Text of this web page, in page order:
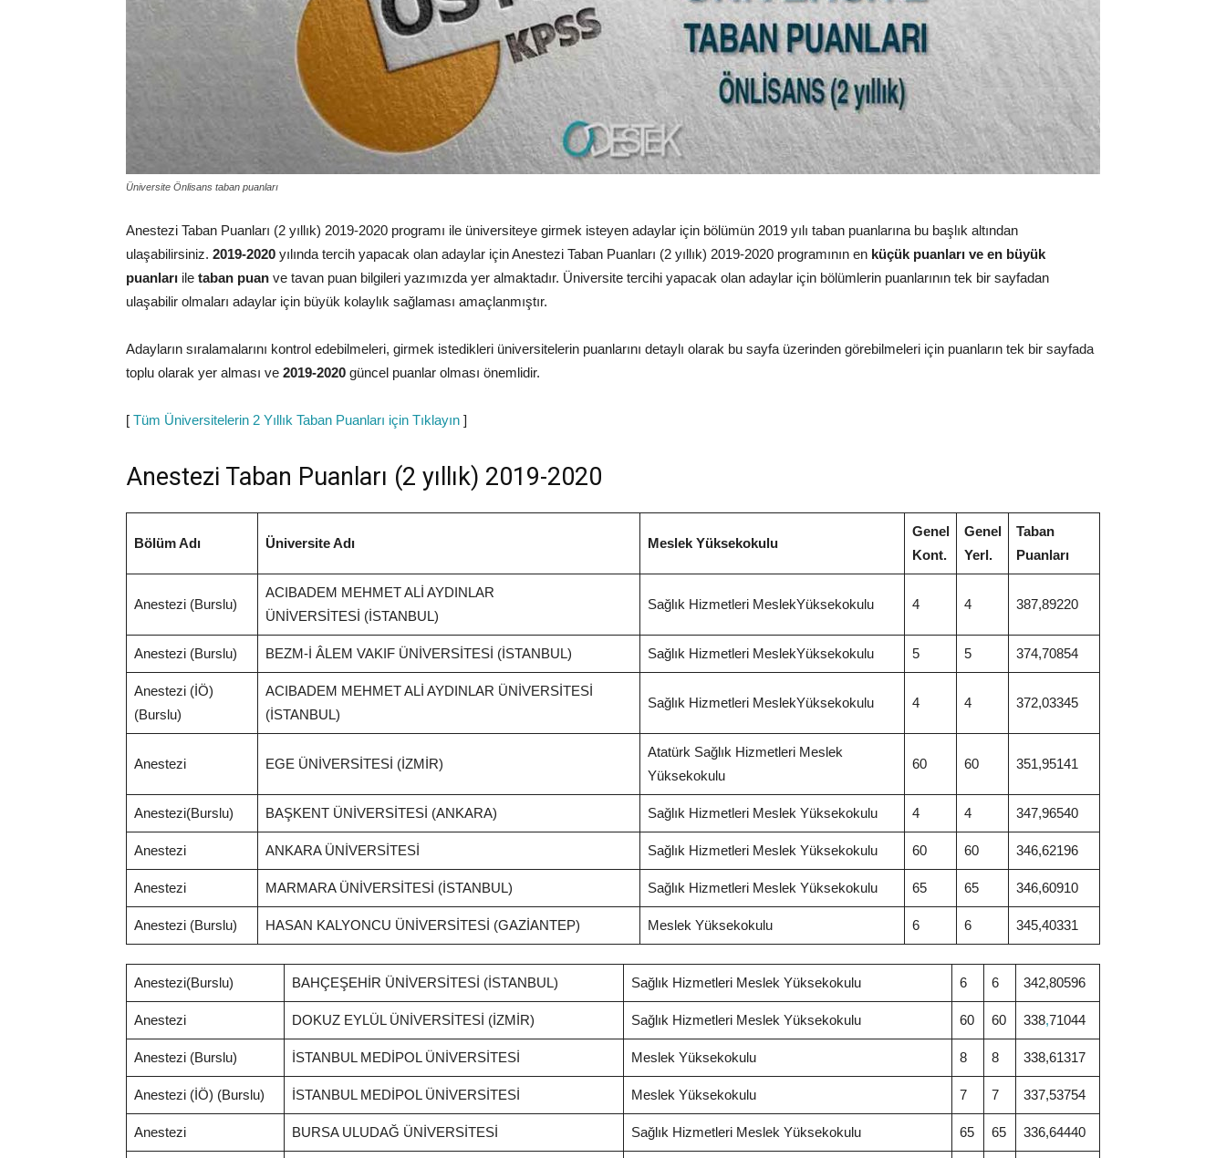
Üniversite Önlisans taban puanları
Anestezi Taban Puanları (2 yıllık) 2019-2020 programı ile üniversiteye girmek isteyen adaylar için bölümün 2019 yılı taban puanlarına bu başlık altından
ulaşabilirsiniz. 2019-2020 yılında tercih yapacak olan adaylar için Anestezi Taban Puanları (2 yıllık) 2019-2020 programının en küçük puanları ve en büyük
puanları ile taban puan ve tavan puan bilgileri yazımızda yer almaktadır. Üniversite tercihi yapacak olan adaylar için bölümlerin puanlarının tek bir sayfadan
ulaşabilir olmaları adaylar için büyük kolaylık sağlaması amaçlanmıştır.
Adayların sıralamalarını kontrol edebilmeleri, girmek istedikleri üniversitelerin puanlarını detaylı olarak bu sayfa üzerinden görebilmeleri için puanların tek bir sayfada
toplu olarak yer alması ve 2019-2020 güncel puanlar olması önemlidir.
[ Tüm Üniversitelerin 2 Yıllık Taban Puanları için Tıklayın ]
Anestezi Taban Puanları (2 yıllık) 2019-2020
Bölüm Adı Üniversite Adı Meslek Yüksekokulu
Genel
Kont.
Genel
Yerl.
Taban
Puanları
Anestezi (Burslu)
ACIBADEM MEHMET ALİ AYDINLAR
ÜNİVERSİTESİ (İSTANBUL)
Sağlık Hizmetleri MeslekYüksekokulu 4 4 387,89220
Anestezi (Burslu) BEZM-İ ÂLEM VAKIF ÜNİVERSİTESİ (İSTANBUL) Sağlık Hizmetleri MeslekYüksekokulu 5 5 374,70854
Anestezi (İÖ)
(Burslu)
ACIBADEM MEHMET ALİ AYDINLAR ÜNİVERSİTESİ
(İSTANBUL)
Sağlık Hizmetleri MeslekYüksekokulu 4 4 372,03345
Anestezi EGE ÜNİVERSİTESİ (İZMİR)
Atatürk Sağlık Hizmetleri Meslek
Yüksekokulu
60 60 351,95141
Anestezi(Burslu) BAŞKENT ÜNİVERSİTESİ (ANKARA) Sağlık Hizmetleri Meslek Yüksekokulu 4 4 347,96540
Anestezi ANKARA ÜNİVERSİTESİ Sağlık Hizmetleri Meslek Yüksekokulu 60 60 346,62196
Anestezi MARMARA ÜNİVERSİTESİ (İSTANBUL) Sağlık Hizmetleri Meslek Yüksekokulu 65 65 346,60910
Anestezi (Burslu) HASAN KALYONCU ÜNİVERSİTESİ (GAZİANTEP) Meslek Yüksekokulu 6 6 345,40331
Anestezi(Burslu) BAHÇEŞEHİR ÜNİVERSİTESİ (İSTANBUL) Sağlık Hizmetleri Meslek Yüksekokulu 6 6 342,80596
Anestezi DOKUZ EYLÜL ÜNİVERSİTESİ (İZMİR) Sağlık Hizmetleri Meslek Yüksekokulu 60 60 338,71044
Anestezi (Burslu) İSTANBUL MEDİPOL ÜNİVERSİTESİ Meslek Yüksekokulu 8 8 338,61317
Anestezi (İÖ) (Burslu) İSTANBUL MEDİPOL ÜNİVERSİTESİ Meslek Yüksekokulu 7 7 337,53754
Anestezi BURSA ULUDAĞ ÜNİVERSİTESİ Sağlık Hizmetleri Meslek Yüksekokulu 65 65 336,64440